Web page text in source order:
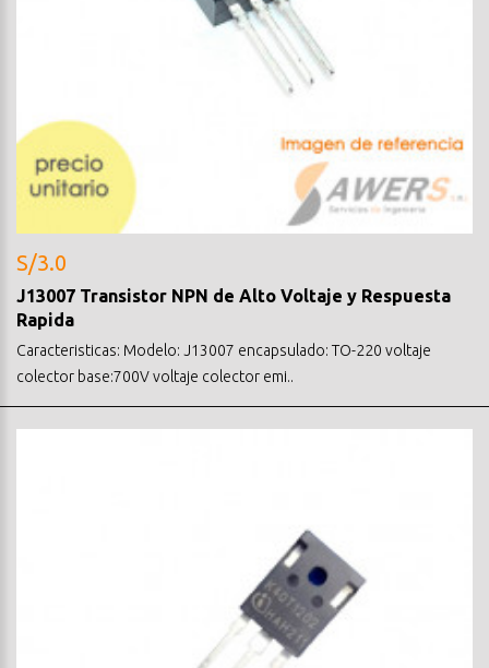
S/3.0
J13007 Transistor NPN de Alto Voltaje y Respuesta
Rapida
Caracteristicas: Modelo: J13007 encapsulado: TO-220 voltaje
colector base:700V voltaje colector emi..